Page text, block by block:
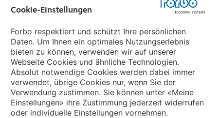
Forbo Movement Systems
Land auswählen
Land auswählen
Cookie-Einstellungen
Forbo respektiert und schützt Ihre persönlichen
Daten. Um Ihnen ein optimales Nutzungserlebnis
bieten zu können, verwenden wir auf unserer
Webseite Cookies und ähnliche Technologien.
Absolut notwendige Cookies werden dabei immer
verwendet, übrige Cookies nur, wenn Sie der
Verwendung zustimmen. Sie können unter «Meine
Einstellungen» ihre Zustimmung jederzeit widerrufen
oder individuelle Einstellungen vornehmen.